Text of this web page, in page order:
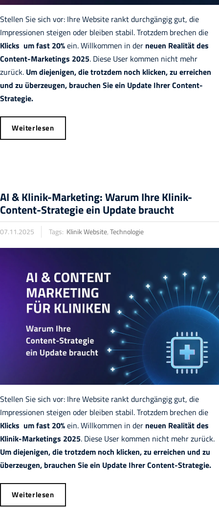
Stellen Sie sich vor: Ihre Website rankt durchgängig gut, die
Impressionen steigen oder bleiben stabil. Trotzdem brechen die
Klicks um fast 20%ein. Willkommen in der neuen Realität des
Content-Marketings 2025. Diese User kommen nicht mehr
zurück. Um diejenigen, die trotzdem noch klicken, zu erreichen
und zu überzeugen, brauchen Sie ein Update Ihrer Content-
Strategie.
Weiterlesen
AI & Klinik-Marketing: Warum Ihre Klinik-
Content-Strategie ein Update braucht
07.11.2025 Tags: Klinik Website,Technologie
Stellen Sie sich vor: Ihre Website rankt durchgängig gut, die
Impressionen steigen oder bleiben stabil. Trotzdem brechen die
Klicks um fast 20%ein. Willkommen in der neuen Realität des
Klinik-Marketings 2025. Diese User kommen nicht mehr zurück.
Um diejenigen, die trotzdem noch klicken, zu erreichen und zu
überzeugen, brauchen Sie ein Update Ihrer Content-Strategie.
Weiterlesen